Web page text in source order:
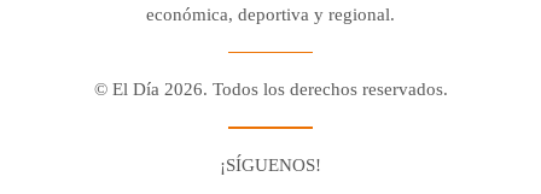
económica, deportiva y regional.
© El Día 2026. Todos los derechos reservados.
¡SÍGUENOS!